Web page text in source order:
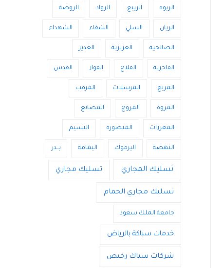
الربوه الربيع الرواد الروضة
الريان السلي الشفاء الشهداء
الصالحية العزيزية الغدير
الفاخرية الفلاح الفواز القدس
المربع المرسلات المرقب
المروة المروج المصانع
المغرزات المنصورة النسيم
النهضة اليرموك اليمامة بــدر
تسليك المجاري تسليك مجاري
تسليك مجاري الحمام
جامعة الملك سعود
خدمات سباكة بالرياض
شركات سباك رخيص